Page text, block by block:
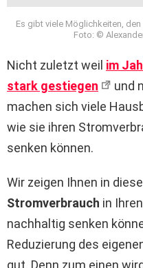
Es gibt viele Möglichkeiten,
Foto: ©
Nicht zuletzt weil im
stark gestiegen
und
machen sich viele
wie sie ihren
senken können.
Wir zeigen Ihnen in
Stromverbrauch in
nachhaltig senken
Reduzierung des
gut. Denn zum einen